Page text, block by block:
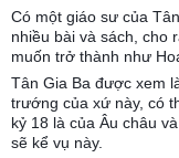
Có một giáo sư của
nhiều bài và sách, cho
muốn trở thành như
Tân Gia Ba được xem
trướng của xứ này, có
kỷ 18 là của Âu châu
sẽ kể vụ này.